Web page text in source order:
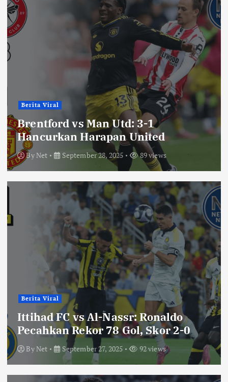
Berita Viral
Brentford vs Man Utd: 3-1
Hancurkan Harapan United
ByNet September 28, 2025 89 views
Berita Viral
Ittihad FC vs Al-Nassr: Ronaldo
Pecahkan Rekor 78 Gol, Skor 2-0
ByNet September 27, 2025 92 views